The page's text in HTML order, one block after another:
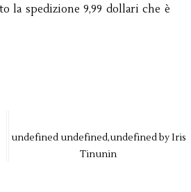
la spedizione 9,99 dollari che è
undefined undefined,undefined byIris
Tinunin